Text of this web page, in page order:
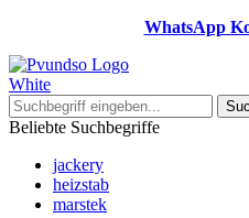
WhatsApp
Beliebte Suchbegriffe
jackery
heizstab
marstek